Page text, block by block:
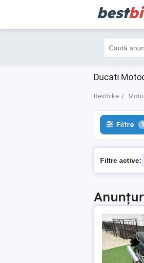
best
Ducati
Bestbike
Filtre 3
Filtre 3
Filtre active: